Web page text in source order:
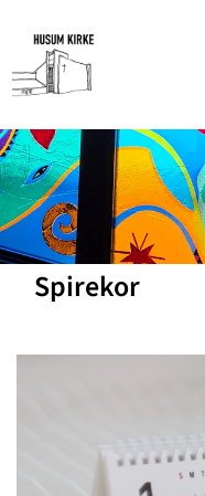
Spirekor